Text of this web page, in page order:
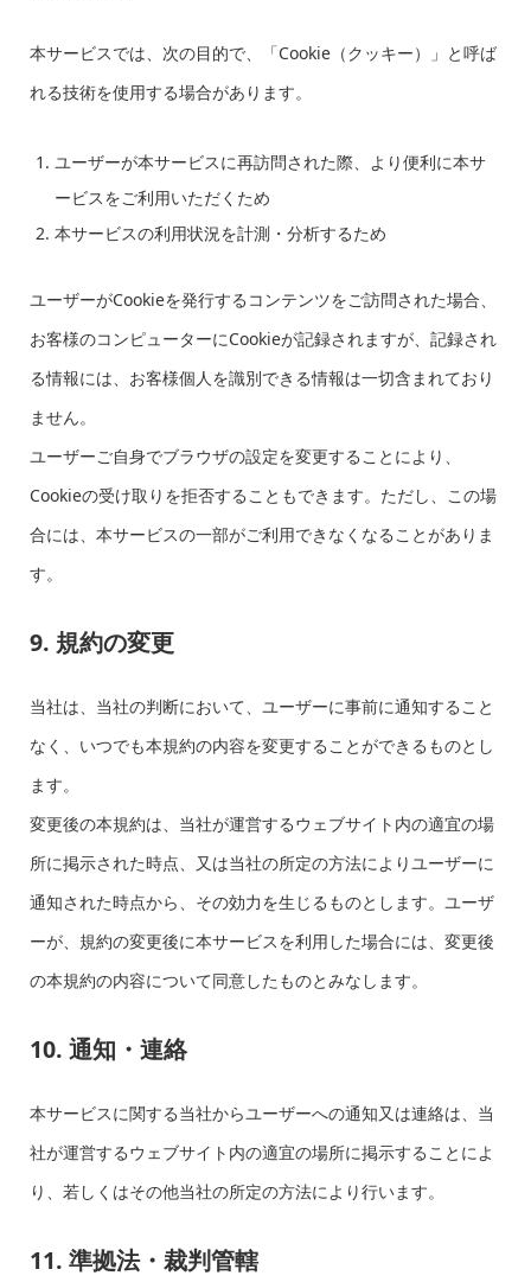
本サービスでは、次の目的で、「Cookie（クッキー）」と呼ば
れる技術を使用する場合があります。
ユーザーが本サービスに再訪問された際、より便利に本サ
ービスをご利用いただくため
本サービスの利用状況を計測・分析するため
ユーザーがCookieを発行するコンテンツをご訪問された場合、
お客様のコンピューターにCookieが記録されますが、記録され
る情報には、お客様個人を識別できる情報は一切含まれており
ません。
ユーザーご自身でブラウザの設定を変更することにより、
Cookieの受け取りを拒否することもできます。ただし、この場
合には、本サービスの一部がご利用できなくなることがありま
す。
9. 規約の変更
当社は、当社の判断において、ユーザーに事前に通知すること
なく、いつでも本規約の内容を変更することができるものとし
ます。
変更後の本規約は、当社が運営するウェブサイト内の適宜の場
所に掲示された時点、又は当社の所定の方法によりユーザーに
通知された時点から、その効力を生じるものとします。ユーザ
ーが、規約の変更後に本サービスを利用した場合には、変更後
の本規約の内容について同意したものとみなします。
10. 通知・連絡
本サービスに関する当社からユーザーへの通知又は連絡は、当
社が運営するウェブサイト内の適宜の場所に掲示することによ
り、若しくはその他当社の所定の方法により行います。
11. 準拠法・裁判管轄